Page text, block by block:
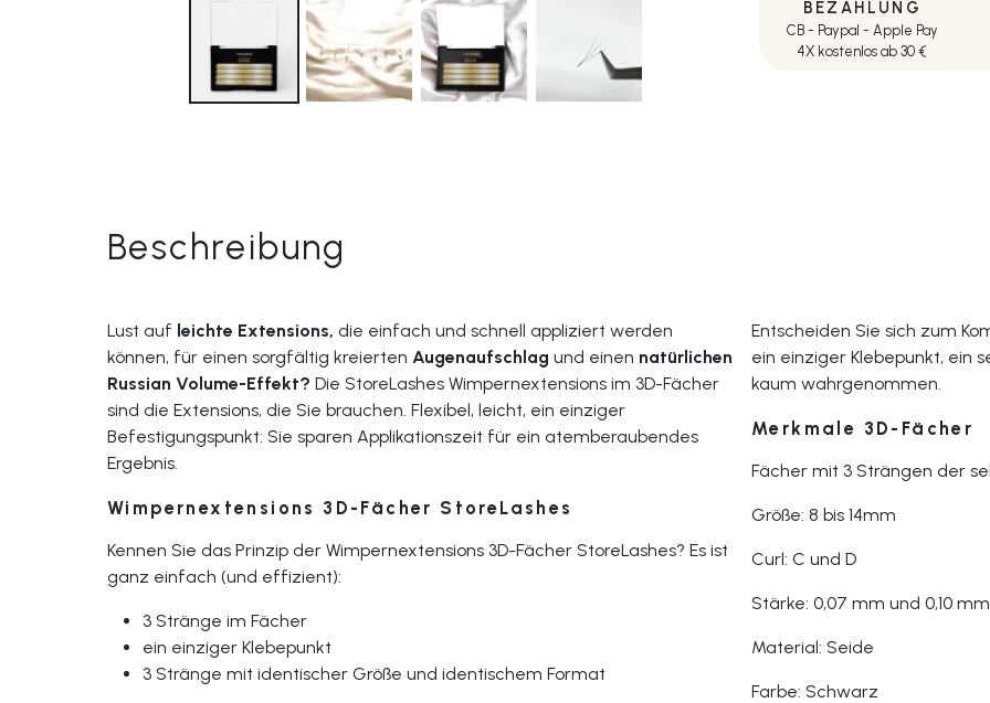
BEZAHLUNG
CB - Paypal - Apple Pay
4X kostenlos ab 30 €
Beschreibung
Lust auf leichte Extensions, die einfach und schnell appliziert werden
können, für einen sorgfältig kreierten Augenaufschlag und einen natürlichen
Russian Volume-Effekt? Die StoreLashes Wimpernextensions im 3D-Fächer
sind die Extensions, die Sie brauchen. Flexibel, leicht, ein einziger
Befestigungspunkt: Sie sparen Applikationszeit für ein atemberaubendes
Ergebnis.
Wimpernextensions 3D-Fächer StoreLashes
Kennen Sie das Prinzip der Wimpernextensions 3D-Fächer StoreLashes? Es ist
ganz einfach (und effizient):
3 Stränge im Fächer
ein einziger Klebepunkt
3 Stränge mit identischer Größe und identischem Format
Entscheiden Sie sich zum
ein einziger Klebepunkt, ein
kaum wahrgenommen.
Merkmale 3D-Fächer
Fächer mit 3 Strängen der
Größe: 8 bis 14mm
Curl: C und D
Stärke: 0,07 mm und 0,10 mm
Material: Seide
Farbe: Schwarz